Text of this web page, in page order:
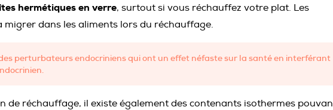
hermétiques en verre, surtout si vous réchauffez votre plat. Les
dans les aliments lors du réchauffage.
perturbateurs endocriniens qui ont un effet néfaste sur la santé en interférant
de réchauffage, il existe également des contenants isothermes